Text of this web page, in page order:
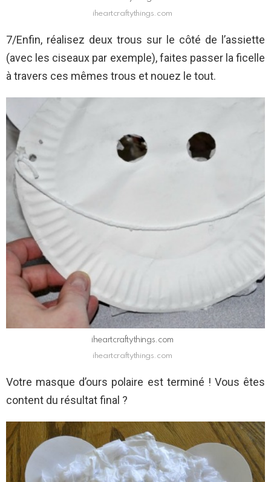
iheartcraftythings.com
7/Enfin, réalisez deux trous sur le côté de l’assiette
(avec les ciseaux par exemple), faites passer la ficelle
à travers ces mêmes trous et nouez le tout.
iheartcraftythings.com
iheartcraftythings.com
Votre masque d’ours polaire est terminé ! Vous êtes
content du résultat final ?